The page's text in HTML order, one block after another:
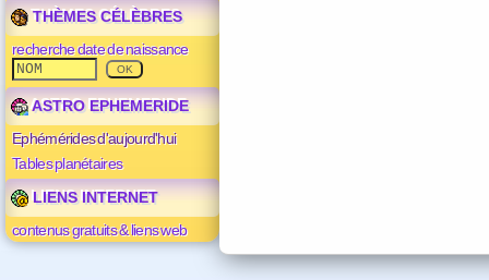
THÈMES CÉLÈBRES
recherche date de naissance
ASTRO EPHEMERIDE
Ephémérides d'aujourd'hui
Tables planétaires
LIENS INTERNET
contenus gratuits & liens web